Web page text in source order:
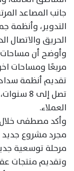
جانب المصاعد
التدوير، وأنظمة
الحريق والاتصال
مربعًا ومساحات
تصل إلى
العملاء.
مجرد مشروع جديد
مرحلة توسعية
وتقديم منتجات